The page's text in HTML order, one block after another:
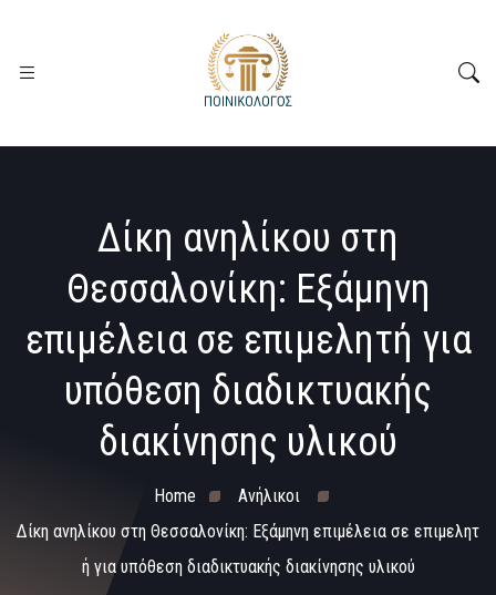
Δίκη ανηλίκου στη
Θεσσαλονίκη: Εξάμηνη
επιμέλεια σε επιμελητή για
υπόθεση διαδικτυακής
διακίνησης υλικού
Home
Ανήλικοι
Δίκη ανηλίκου στη Θεσσαλονίκη: Εξάμηνη επιμέλεια σε επιμελητ
ή για υπόθεση διαδικτυακής διακίνησης υλικού